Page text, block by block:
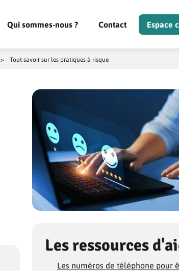
Qui sommes-nous ? Contact Espace
> Tout savoir sur les pratiques à risque
Les ressources
Les numéros de téléphone pour